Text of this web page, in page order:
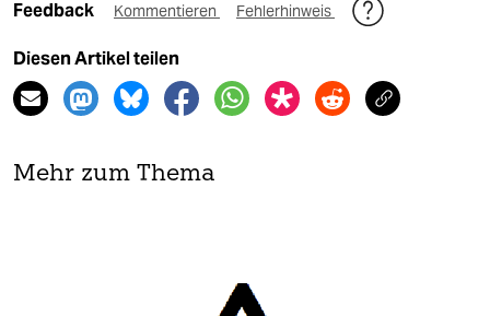
Feedback Kommentieren Fehlerhinweis
Diesen Artikel teilen
Mehr zum Thema